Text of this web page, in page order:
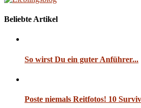
Beliebte Artikel
So wirst Du ein guter Anführer...
Poste niemals Reitfotos! 10